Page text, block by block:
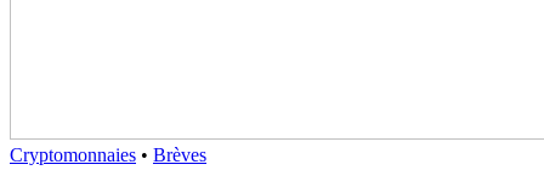
Cryptomonnaies • Brèves